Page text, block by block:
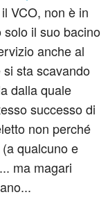
VCO, non è in
il suo bacino
anche al
sta scavando
dalla quale
successo di
non perché
qualcuno e
ma magari